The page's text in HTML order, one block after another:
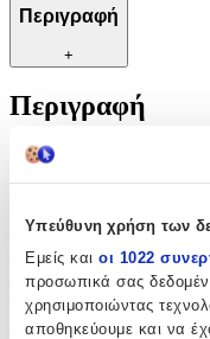
Υπεύθυνη χρήση των
Εμείς και οι 1022
προσωπικά σας
χρησιμοποιώντας
αποθηκεύουμε και να
Περιγραφή
+
Περιγραφή
Αναδείξτε το στυλ και
το μπρελόκ προσφέρει
που θα τραβήξει τα
καθημερινές εξορμήσεις
πινελιά κομψότητας και
και άνετη χρήση, είναι η
λειτουργικότητα στην